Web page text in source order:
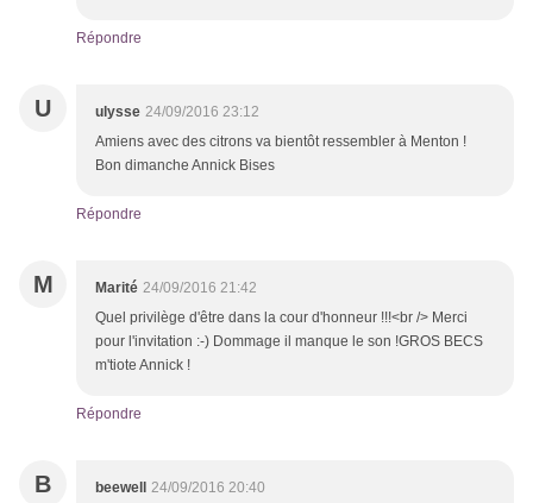
Répondre
U ulysse 24/09/2016 23:12
Amiens avec des citrons va bientôt ressembler à Menton !
Bon dimanche Annick Bises
Répondre
M Marité 24/09/2016 21:42
Quel privilège d'être dans la cour d'honneur !!!<br /> Merci
pour l'invitation :-) Dommage il manque le son !GROS BECS
m'tiote Annick !
Répondre
B beewell
24/09/2016 20:40